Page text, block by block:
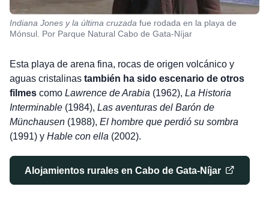
Indiana Jones y la última cruzada fue rodada en la playa de
Mónsul. Por Parque Natural Cabo de Gata-Níjar
Esta playa de arena fina, rocas de origen volcánico y
aguas cristalinas también ha sido escenario de otros
filmescomo Lawrence de Arabia (1962), La Historia
Interminable(1984), Las aventuras del Barón de
Münchausen(1988), El hombre que perdió su sombra
(1991) y Hable con ella (2002).
Alojamientos rurales en Cabo de Gata-Níjar